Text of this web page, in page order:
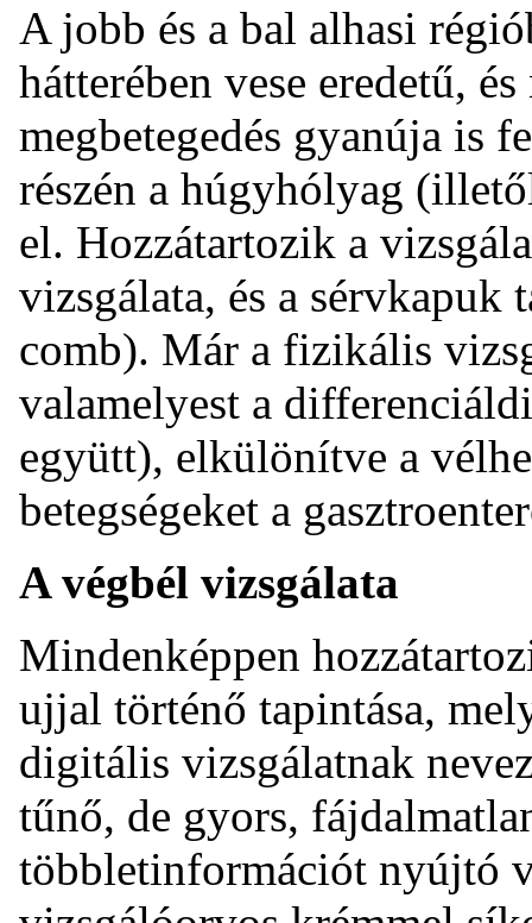
A jobb és a bal alhasi
hátterében vese eredetű,
megbetegedés gyanúja is
részén a húgyhólyag
el. Hozzátartozik a
vizsgálata, és a
comb). Már a fizikális
valamelyest a
együtt), elkülönítve a
betegségeket a
A végbél vizsgálata
Mindenképpen
ujjal történő tapintása,
digitális vizsgálatnak
tűnő, de gyors,
többletinformációt nyújtó